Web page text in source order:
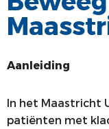
ALV
STATUTEN EN
VACATUREBANK
MEDISCHE
Aanleiding
In het Maastricht
patiënten met